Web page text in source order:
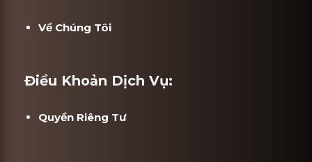
Về Chúng Tôi
Điều Khoản Dịch Vụ:
Quyền Riêng Tư